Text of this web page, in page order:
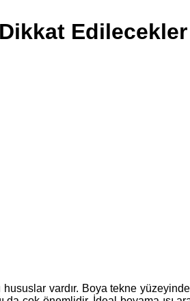
Edilecekler
vardır. Boya tekne